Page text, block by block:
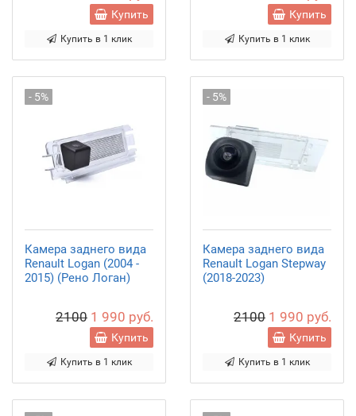
Купить
Купить в 1 клик
Купить
Купить в 1 клик
- 5%
Камера заднего вида
Renault Logan (2004 -
2015) (Рено Логан)
2100 1 990 руб.
Купить
Купить в 1 клик
- 5%
Камера заднего вида
Renault Logan Stepway
(2018-2023)
2100 1 990 руб.
Купить
Купить в 1 клик